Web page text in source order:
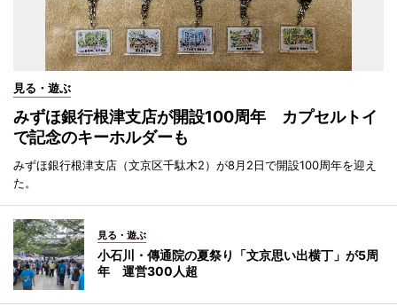
見る・遊ぶ
みずほ銀行根津支店が開設100周年 カプセルトイ
で記念のキーホルダーも
みずほ銀行根津支店（文京区千駄木2）が8月2日で開設100周年を迎え
た。
見る・遊ぶ
小石川・傳通院の夏祭り「文京思い出横丁」が5周
年 運営300人超